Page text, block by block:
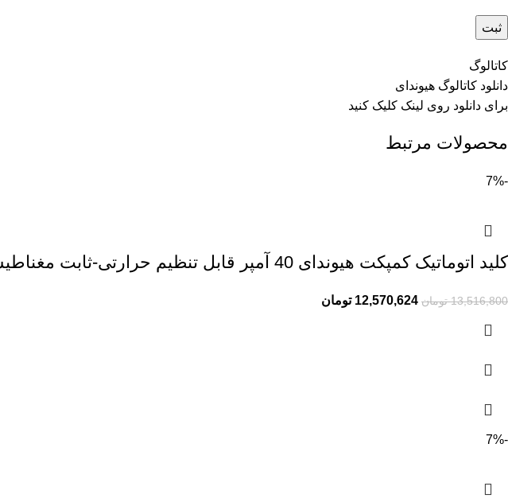
کاتالوگ
دانلود کاتالوگ هیوندای
برای دانلود روی لینک کلیک کنید
محصولات مرتبط
-7%
کلید اتوماتیک کمپکت هیوندای 40 آمپر قابل تنظیم حرارتی-ثابت مغناطیسی
13,516,800 تومان 12,570,624 تومان
-7%